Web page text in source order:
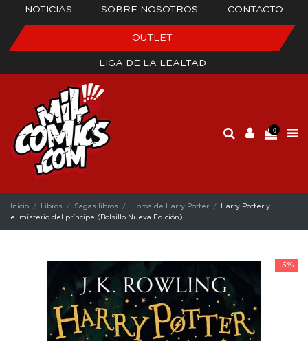
NOTICIAS SOBRE NOSOTROS CONTACTO
OUTLET
LIGA DE LA LEALTAD
0
Inicio Libros Sagas libros Libros de Harry Potter
Harry Potter y
el misterio del príncipe (Bolsillo Nueva Edición)
-5%